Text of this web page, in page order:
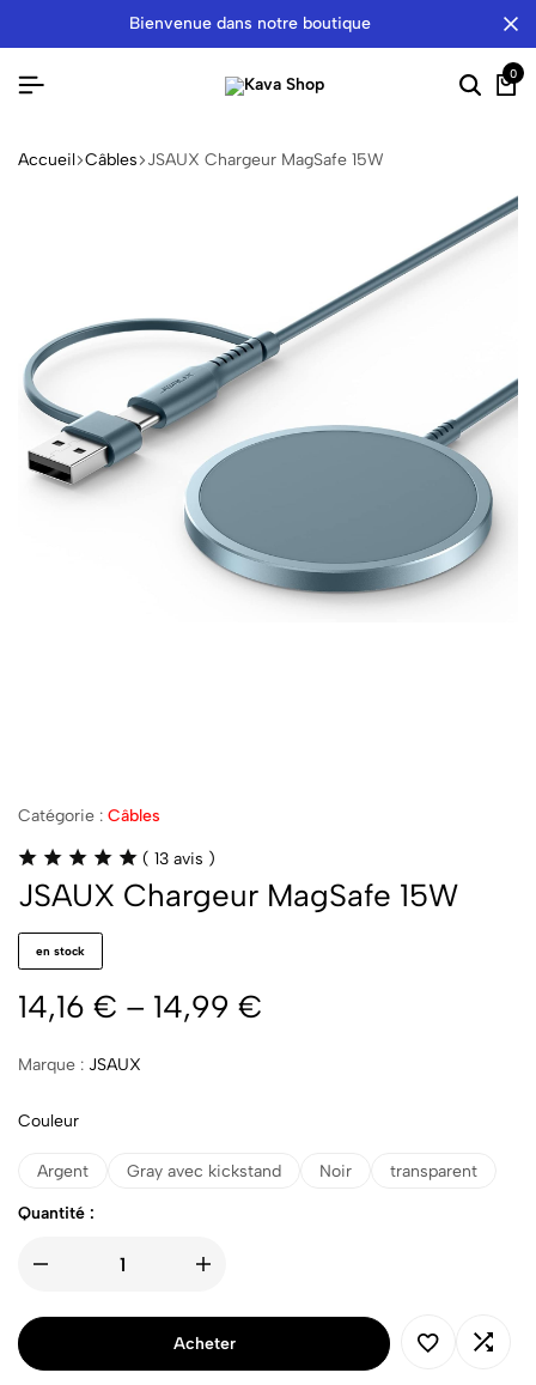
bienvenue dans notre boutique
0
Accueil Câbles JSAUX Chargeur MagSafe 15W
Catégorie : Câbles
( 13 avis )
JSAUX Chargeur MagSafe 15W
en stock
14,16 € – 14,99 €
Marque : JSAUX
Couleur
Argent Gray avec kickstand Noir transparent
Quantité :
Acheter